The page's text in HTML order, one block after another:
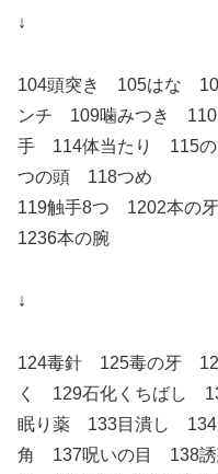
↓
104頭突き 105はな
ンチ 109噛みつき
手 114体当たり 115
つの頭 118つめ
119触手8つ 1202本
1236本の腕
↓
124毒針 125毒の牙
く 129石化くちばし
眠り薬 133目潰し
角 137呪いの目 138